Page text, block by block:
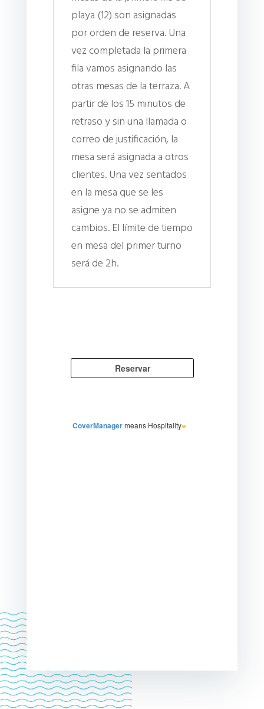
playa (12) son asignadas
por orden de reserva. Una
vez completada la primera
fila vamos asignando las
otras mesas de la terraza. A
partir de los 15 minutos de
retraso y sin una llamada o
correo de justificación, la
mesa será asignada a otros
clientes. Una vez sentados
en la mesa que se les
asigne ya no se admiten
cambios. El límite de tiempo
en mesa del primer turno
será de 2h.